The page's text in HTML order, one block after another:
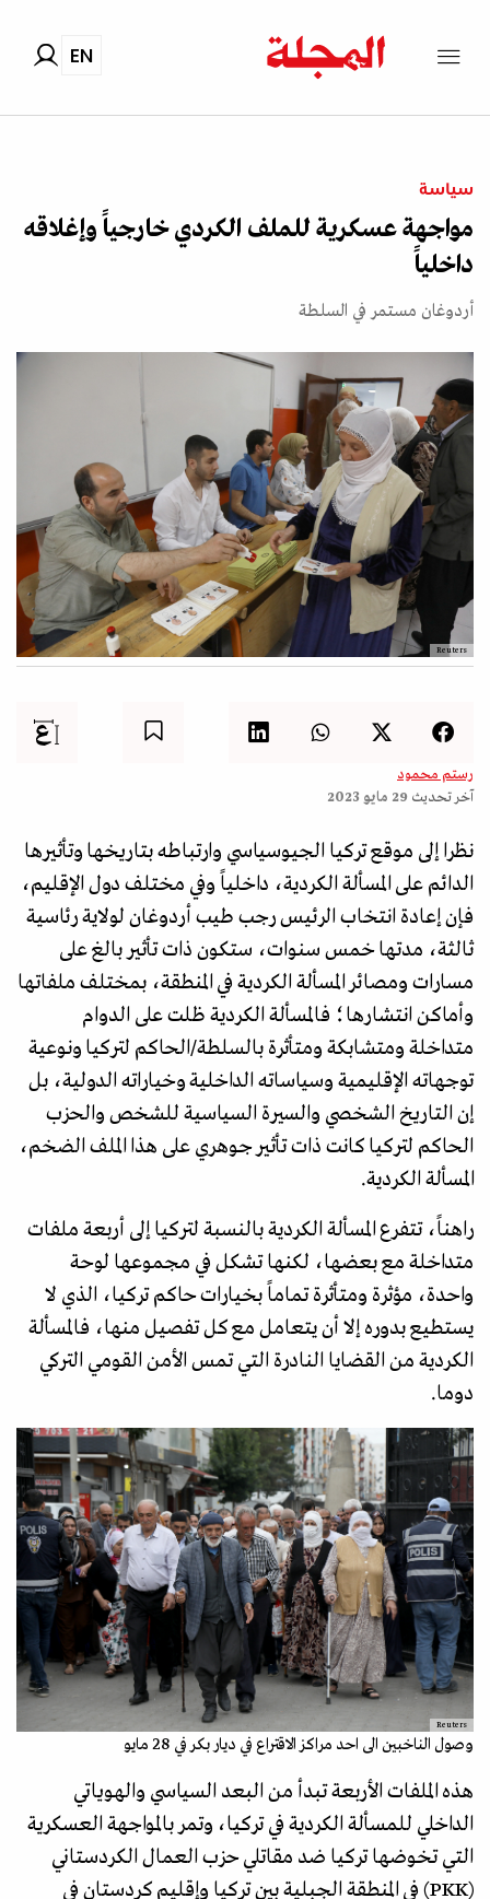
EN
سياسة
مواجهة عسكرية للملف الكردي خارجياً وإغلاقه
داخلياً
أردوغان مستمر في السلطة
Reuters
رستم محمود
آخر تحديث 29 مايو 2023
نظرا إلى موقع تركيا الجيوسياسي وارتباطه بتاريخها وتأثيرها
الدائم على المسألة الكردية، داخلياً وفي مختلف دول الإقليم،
فإن إعادة انتخاب الرئيس رجب طيب أردوغان لولاية رئاسية
ثالثة، مدتها خمس سنوات، ستكون ذات تأثير بالغ على
مسارات ومصائر المسألة الكردية في المنطقة، بمختلف ملفاتها
وأماكن انتشارها؛ فالمسألة الكردية ظلت على الدوام
متداخلة ومتشابكة ومتأثرة بالسلطة/الحاكم لتركيا ونوعية
توجهاته الإقليمية وسياساته الداخلية وخياراته الدولية، بل
إن التاريخ الشخصي والسيرة السياسية للشخص والحزب
الحاكم لتركيا كانت ذات تأثير جوهري على هذا الملف الضخم،
المسألة الكردية.
راهناً، تتفرع المسألة الكردية بالنسبة لتركيا إلى أربعة ملفات
متداخلة مع بعضها، لكنها تشكل في مجموعها لوحة
واحدة، مؤثرة ومتأثرة تماماً بخيارات حاكم تركيا، الذي لا
يستطيع بدوره إلا أن يتعامل مع كل تفصيل منها، فالمسألة
الكردية من القضايا النادرة التي تمس الأمن القومي التركي
دوما.
Reuters
وصول الناخبين الى احد مراكز الاقتراع في ديار بكر في 28 مايو
هذه الملفات الأربعة تبدأ من البعد السياسي والهوياتي
الداخلي للمسألة الكردية في تركيا، وتمر بالمواجهة العسكرية
التي تخوضها تركيا ضد مقاتلي حزب العمال الكردستاني
(PKK) في المنطقة الجبلية بين تركيا وإقليم كردستان في